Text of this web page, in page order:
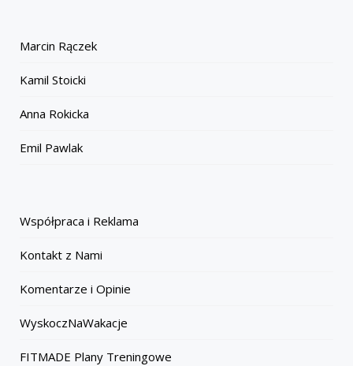
Marcin Rączek
Kamil Stoicki
Anna Rokicka
Emil Pawlak
Współpraca i Reklama
Kontakt z Nami
Komentarze i Opinie
WyskoczNaWakacje
FITMADE Plany Treningowe